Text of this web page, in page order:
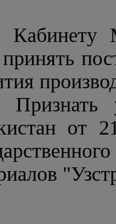
Кабинету
от